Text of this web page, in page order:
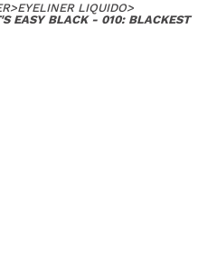
>EYELINER LIQUIDO>
EASY BLACK - 010: BLACKEST